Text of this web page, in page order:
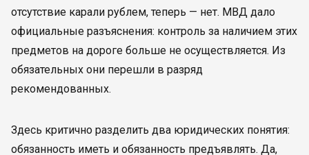
отсутствие карали рублем, теперь — нет. МВД дало
официальные разъяснения: контроль за наличием этих
предметов на дороге больше не осуществляется. Из
обязательных они перешли в разряд
рекомендованных.
Здесь критично разделить два юридических понятия:
обязанность иметь и обязанность предъявлять. Да,